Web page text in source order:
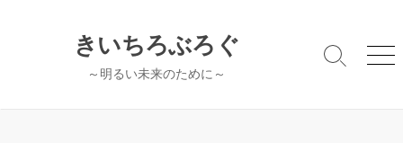
きいちろぶろぐ
～明るい未来のために～
検
メ